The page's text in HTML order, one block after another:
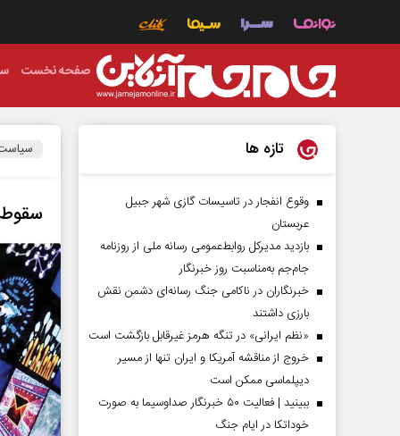
صفحه نخست
سقوط
تازه ها
وقوع انفجار در تاسیسات گازی شهر جبیل
عربستان
بازدید مدیرکل روابط‌عمومی رسانه ملی از روزنامه
جام‌جم به‌مناسبت روز خبرنگار
خبرنگاران در ناکامی جنگ رسانه‌ای دشمن نقش
بارزی داشتند
«نظم ایرانی» در تنگه هرمز غیرقابل بازگشت است
خروج از مناقشه آمریکا و ایران تنها از مسیر
دیپلماسی ممکن است
ببینید | فعالیت ۵۰ خبرنگار صداوسیما به صورت
خوداتکا در ایام جنگ